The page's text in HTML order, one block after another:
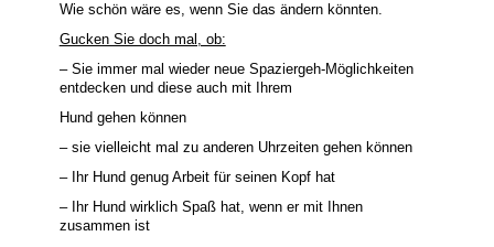
Wie schön wäre es, wenn Sie das ändern könnten.
Gucken Sie doch mal, ob:
– Sie immer mal wieder neue Spaziergeh-Möglichkeiten
entdecken und diese auch mit Ihrem
Hund gehen können
– sie vielleicht mal zu anderen Uhrzeiten gehen können
– Ihr Hund genug Arbeit für seinen Kopf hat
– Ihr Hund wirklich Spaß hat, wenn er mit Ihnen
zusammen ist